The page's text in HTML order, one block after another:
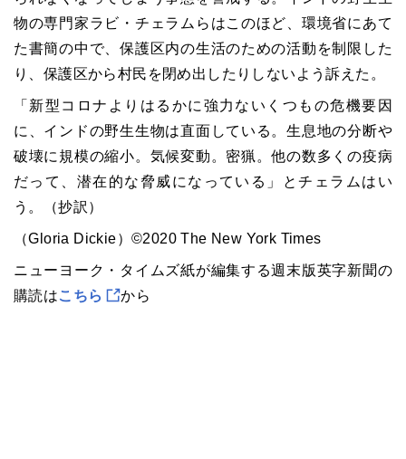
物の専門家ラビ・チェラムらはこのほど、環境省にあて
た書簡の中で、保護区内の生活のための活動を制限した
り、保護区から村民を閉め出したりしないよう訴えた。
「新型コロナよりはるかに強力ないくつもの危機要因
に、インドの野生生物は直面している。生息地の分断や
破壊に規模の縮小。気候変動。密猟。他の数多くの疫病
だって、潜在的な脅威になっている」とチェラムはい
う。（抄訳）
（Gloria Dickie）©2020 The New York Times
ニューヨーク・タイムズ紙が編集する週末版英字新聞の
購読はこちら から